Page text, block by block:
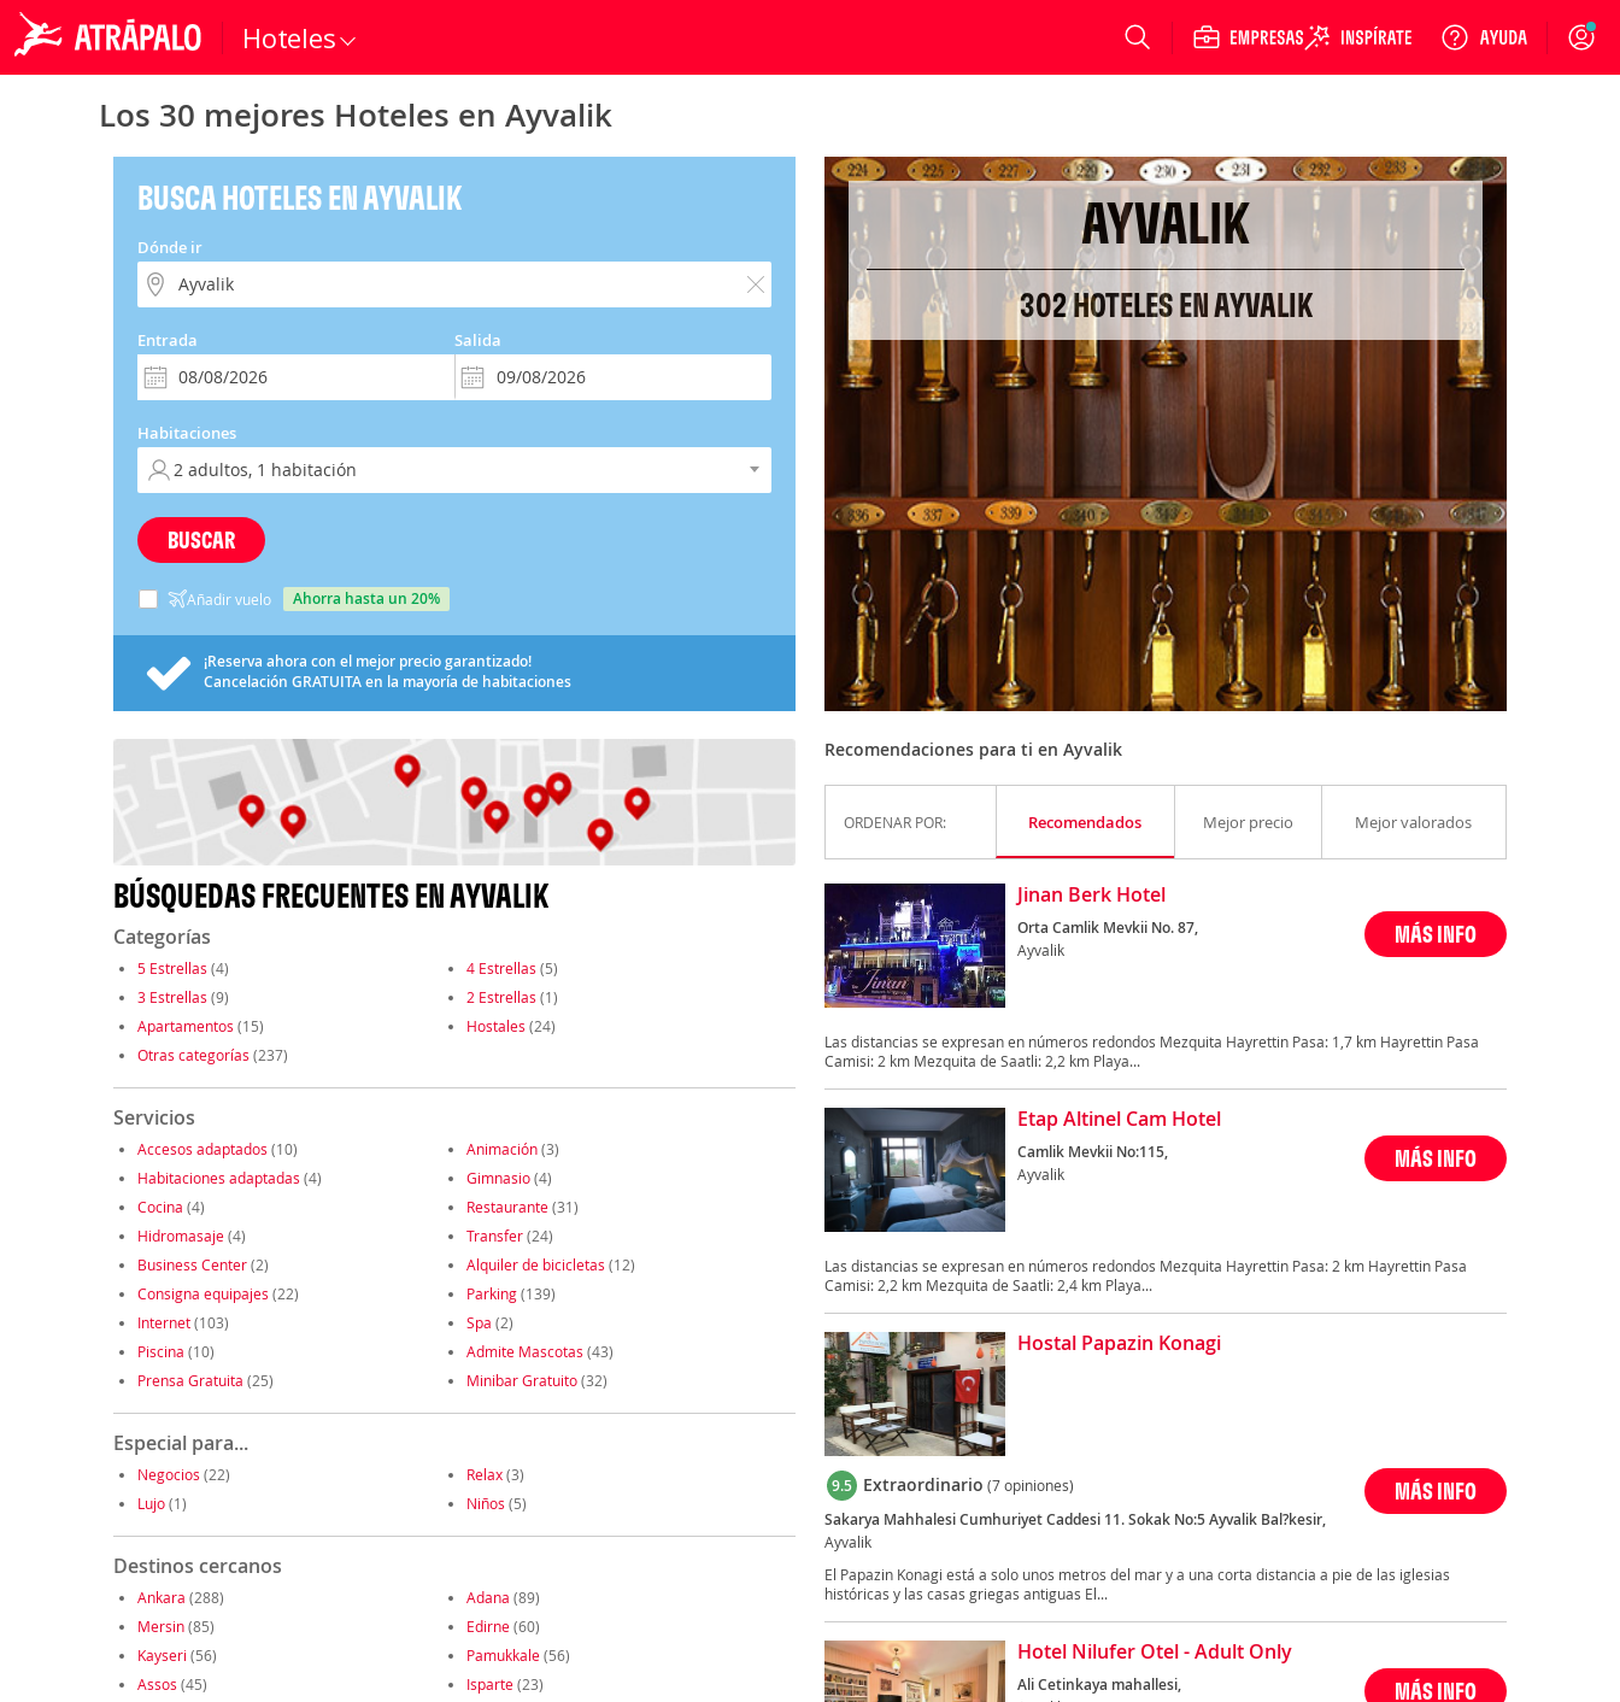
Hoteles Login
Los 30 mejores Hoteles en Ayvalik
BUSCA HOTELES EN AYVALIK
Dónde ir
Entrada Salida
Habitaciones
BUSCAR
Añadir vuelo ahorra hasta un 20%
¡Reserva ahora con el mejor precio garantizado!
Cancelación GRATUITAen la mayoría de habitaciones
BÚSQUEDAS FRECUENTES EN AYVALIK
Categorías
5 Estrellas (4) 4 Estrellas (5)
3 Estrellas (9) 2 Estrellas (1)
Apartamentos (15) Hostales (24)
Otras categorías (237)
Servicios
Accesos adaptados (10) Animación(3)
Habitaciones adaptadas (4) Gimnasio(4)
Cocina (4) Restaurante(31)
Hidromasaje(4) Transfer(24)
Business Center(2) Alquiler de bicicletas (12)
Consigna equipajes (22) Parking(139)
Internet(103) Spa (2)
Piscina (10) Admite Mascotas (43)
Prensa Gratuita (25) Minibar Gratuito(32)
Especial para...
Negocios (22) Relax(3)
Lujo(1) Niños (5)
Destinos cercanos
Ankara (288) Adana (89)
Mersin(85) Edirne(60)
Kayseri (56) Pamukkale(56)
Assos (45) Isparte(23)
AYVALIK
302 HOTELES EN AYVALIK
Recomendaciones para ti en Ayvalik
ORDENAR POR: Recomendados Mejor precio Mejor valorados
Jinan Berk Hotel
Orta Camlik Mevkii No. 87,
Ayvalik
MÁS INFO
Las distancias se expresan en números redondos Mezquita Hayrettin Pasa: 1,7 km Hayrettin Pasa
Camisi: 2 km Mezquita de Saatli: 2,2 km Playa...
Etap Altinel Cam Hotel
Camlik Mevkii No:115,
Ayvalik
MÁS INFO
Las distancias se expresan en números redondos Mezquita Hayrettin Pasa: 2 km Hayrettin Pasa
Camisi: 2,2 km Mezquita de Saatli: 2,4 km Playa...
Hostal Papazin Konagi
9.5 Extraordinario (7 opiniones)
Sakarya Mahhalesi Cumhuriyet Caddesi 11. Sokak No:5 Ayvalik Bal?kesir,
Ayvalik
MÁS INFO
El Papazin Konagi está a solo unos metros del mar y a una corta distancia a pie de las iglesias
históricas y las casas griegas antiguas El...
Hotel Nilufer Otel - Adult Only
Ali Cetinkaya mahallesi, MÁS INFO